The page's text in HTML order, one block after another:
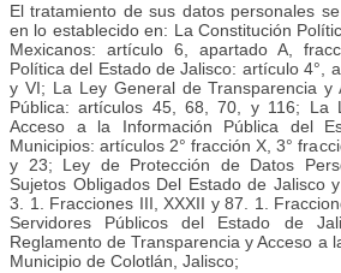
El tratamiento de sus datos personales
en lo establecido en: La Constitución
Mexicanos: artículo 6, apartado A,
Política del Estado de Jalisco: artículo 4°,
y VI; La Ley General de Transparencia y
Pública: artículos 45, 68, 70, y 116; La
Acceso a la Información Pública del
Municipios: artículos 2° fracción X, 3°
y 23; Ley de Protección de Datos
Sujetos Obligados Del Estado de Jalisco
3. 1. Fracciones III, XXXII y 87. 1.
Servidores Públicos del Estado de
Reglamento de Transparencia y Acceso a
Municipio de Colotlán, Jalisco;